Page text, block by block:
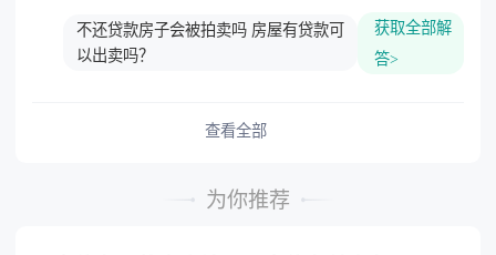
不还贷款房子会被拍卖吗 房屋有贷款可
以出卖吗？
获取全部解
答>
查看全部
为你推荐